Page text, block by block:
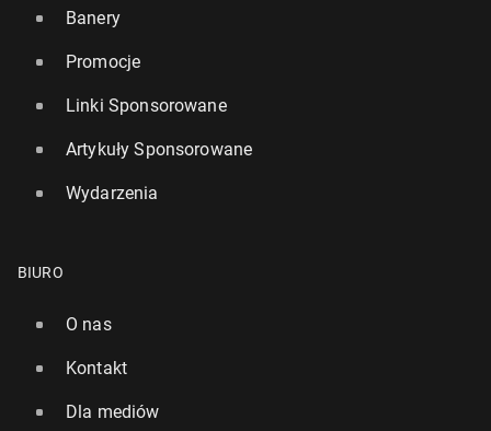
Banery
Promocje
Linki Sponsorowane
Artykuły Sponsorowane
Wydarzenia
BIURO
O nas
Kontakt
Dla mediów